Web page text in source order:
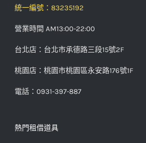
統一編號：83235192
營業時間 AM13:00-22:00
台北店：台北市承德路三段15號2F
桃園店：桃園市桃園區永安路176號1F
電話：0931-397-887
熱門租借道具